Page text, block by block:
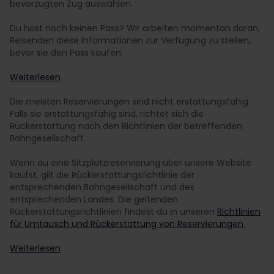
bevorzugten Zug auswählen.
Du hast noch keinen Pass? Wir arbeiten momentan daran,
Reisenden diese Informationen zur Verfügung zu stellen,
bevor sie den Pass kaufen.
Weiterlesen
Die meisten Reservierungen sind nicht erstattungsfähig.
Falls sie erstattungsfähig sind, richtet sich die
Rückerstattung nach den Richtlinien der betreffenden
Bahngesellschaft.
Wenn du eine Sitzplatzreservierung über unsere Website
kaufst, gilt die Rückerstattungsrichtlinie der
entsprechenden Bahngesellschaft und des
entsprechenden Landes. Die geltenden
Rückerstattungsrichtlinien findest du in unseren Richtlinien
für Umtausch und Rückerstattung von Reservierungen.
Weiterlesen